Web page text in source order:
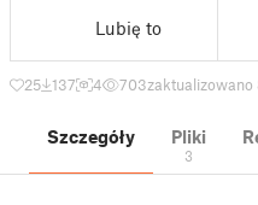
Lubię to
25 137 4 703
Szczegóły Pliki
3